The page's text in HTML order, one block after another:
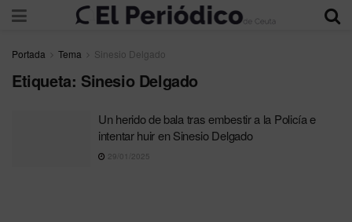
Portada Tema Sinesio Delgado
Etiqueta: Sinesio Delgado
Un herido de bala tras embestir a la Policía e
intentar huir en Sinesio Delgado
29/01/2025